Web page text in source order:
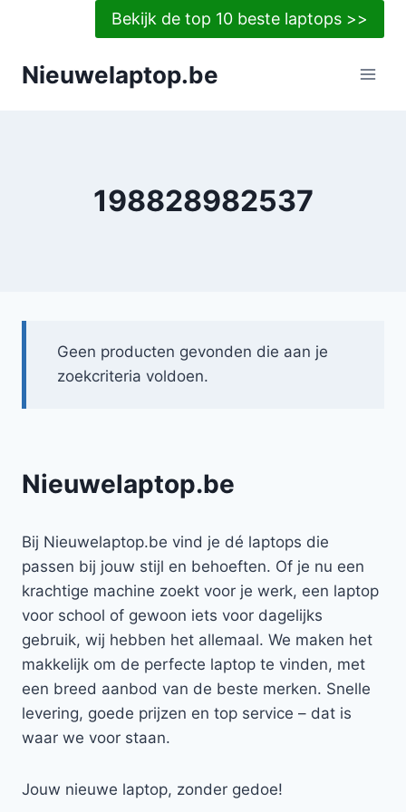
Bekijk de top 10 beste laptops >>
Nieuwelaptop.be
198828982537
Geen producten gevonden die aan je
zoekcriteria voldoen.
Nieuwelaptop.be
Bij Nieuwelaptop.be vind je dé laptops die
passen bij jouw stijl en behoeften. Of je nu een
krachtige machine zoekt voor je werk, een laptop
voor school of gewoon iets voor dagelijks
gebruik, wij hebben het allemaal. We maken het
makkelijk om de perfecte laptop te vinden, met
een breed aanbod van de beste merken. Snelle
levering, goede prijzen en top service – dat is
waar we voor staan.
Jouw nieuwe laptop, zonder gedoe!